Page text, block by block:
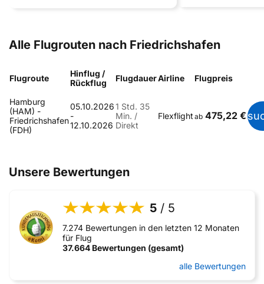
Alle Flugrouten nach Friedrichshafen
Flugroute
Hinflug /
Rückflug
FlugdauerAirline Flugpreis
Hamburg
(HAM) -
Friedrichshafen
(FDH)
05.10.2026
-
12.10.2026
1 Std. 35
Min. /
Direkt
Flexflight ab 475,22 €
Unsere Bewertungen
5 / 5
7.274 Bewertungen in den letzten 12 Monaten
für Flug
37.664 Bewertungen (gesamt)
alle Bewertungen